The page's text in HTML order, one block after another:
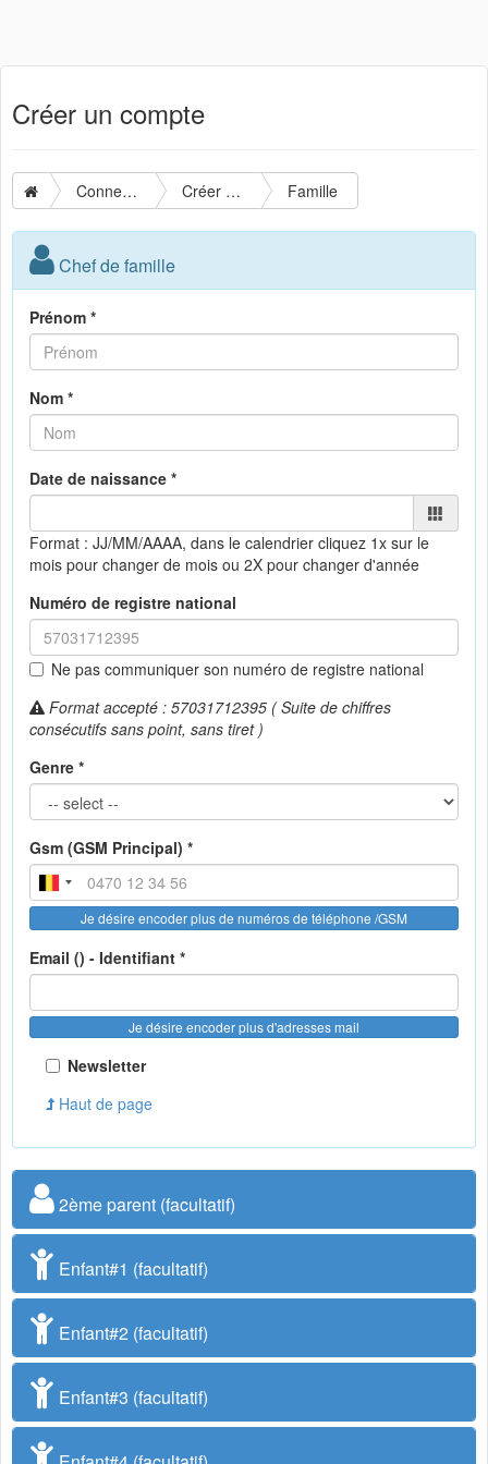
Créer un compte
Connexion Créer un compte Famille
Chef de famille
Prénom *
Nom *
Date de naissance *
Format : JJ/MM/AAAA, dans le calendrier cliquez 1x sur le
mois pour changer de mois ou 2X pour changer d'année
Numéro de registre national
Ne pas communiquer son numéro de registre national
Format accepté : 57031712395 ( Suite de chiffres
consécutifs sans point, sans tiret )
Genre *
Gsm (GSM Principal) *
Je désire encoder plus de numéros de téléphone /GSM
Email () - Identifiant *
Je désire encoder plus d'adresses mail
Newsletter
Haut de page
2ème parent (facultatif)
Enfant#1 (facultatif)
Enfant#2 (facultatif)
Enfant#3 (facultatif)